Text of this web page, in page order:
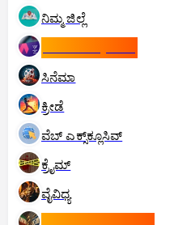
ನಿಮ್ಮ ಜಿಲ್ಲೆ
ಸಿನೆಮಾ
ಕ್ರೀಡೆ
ವೆಬ್ ಎಕ್ಸ್‌ಕ್ಲೂಸಿವ್
ಕ್ರೈಮ್
ವೈವಿಧ್ಯ